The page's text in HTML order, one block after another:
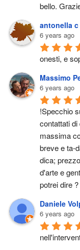
bello.
antonella c
6 years ago
onesti, e
Massimo
6 years ago
!Specchio
contattati
massima
breve e ta-
dica;
d'arte e
potrei dire ?
Daniele
6 years ago